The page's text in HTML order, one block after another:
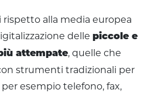
alla media europea
delle piccole e
attempate, quelle che
strumenti tradizionali per
esempio telefono, fax,